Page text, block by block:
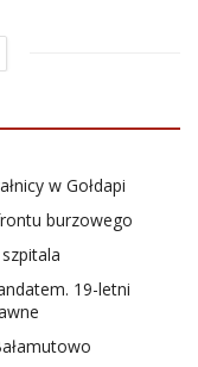
w Gołdapi
burzowego
19-letni